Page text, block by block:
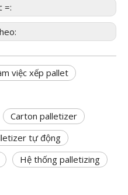
=:
việc xếp pallet
Carton palletizer
tự động
Hệ thống palletizing